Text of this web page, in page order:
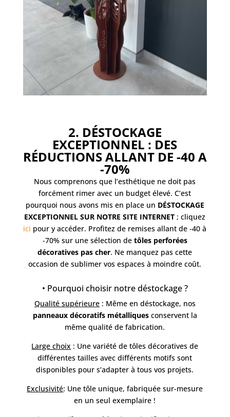
2. DÉSTOCKAGE
EXCEPTIONNEL : DES
RÉDUCTIONS ALLANT DE -40 A
-70%
Nous comprenons que l’esthétique ne doit pas
forcément rimer avec un budget élevé. C’est
pourquoi nous avons mis en place un DÉSTOCKAGE
EXCEPTIONNEL SUR NOTRE SITE INTERNET ; cliquez
ici pour y accéder. Profitez de remises allant de -40 à
-70% sur une sélection de tôles perforées
décoratives pas cher. Ne manquez pas cette
occasion de sublimer vos espaces à moindre coût.
• Pourquoi choisir notre déstockage ?
Qualité supérieure: Même en déstockage, nos
panneaux décoratifs métalliquesconservent la
même qualité de fabrication.
Large choix : Une variété de tôles décoratives de
différentes tailles avec différents motifs sont
disponibles pour s’adapter à tous vos projets.
Exclusivité: Une tôle unique, fabriquée sur-mesure
en un seul exemplaire !